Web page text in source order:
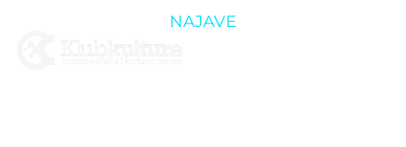
NAJAVE
HELLOWEEN